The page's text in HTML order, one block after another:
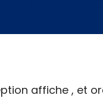
affiche , et